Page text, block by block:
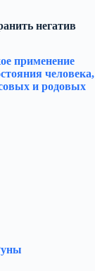
негатив
применение
человека,
и родовых